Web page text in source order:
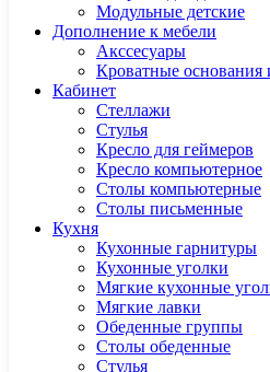
Модульные детские
Дополнение к мебели
Акссесуары
Кроватные основания
Кабинет
Cтеллажи
Cтулья
Кресло для геймеров
Кресло компьютерное
Столы компьютерные
Столы письменные
Кухня
Кухонные гарнитуры
Кухонные уголки
Мягкие кухонные
Мягкие лавки
Обеденные группы
Столы обеденные
Стулья